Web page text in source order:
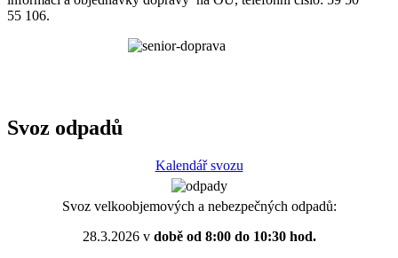
55 106.
Svoz odpadů
Kalendář svozu
Svoz velkoobjemových a nebezpečných odpadů:
28.3.2026 vdobě od 8:00 do 10:30 hod.